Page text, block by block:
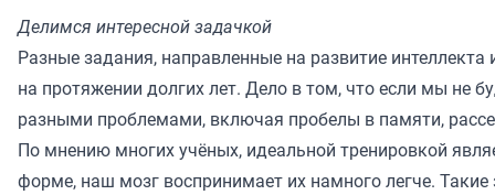
Делимся интересной задачкой
Разные задания, направленные на развитие
на протяжении долгих лет. Дело в том, что если мы не
разными проблемами, включая пробелы в памяти,
По мнению многих учёных, идеальной тренировкой
форме, наш мозг воспринимает их намного легче. Такие